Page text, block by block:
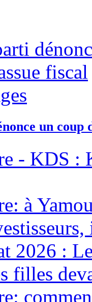
un coup
- KDS :
à
2026 :
filles